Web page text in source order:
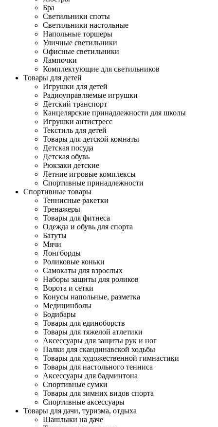
Бра
Светильники споты
Светильники настольные
Напольные торшеры
Уличные светильники
Офисные светильники
Лампочки
Комплектующие для светильников
Товары для детей
Игрушки для детей
Радиоуправляемые игрушки
Детский транспорт
Канцелярские принадлежности для школы
Игрушки антистресс
Текстиль для детей
Товары для детской комнаты
Детская посуда
Детская обувь
Рюкзаки детские
Летние игровые комплексы
Спортивные принадлежности
Спортивные товары
Теннисные ракетки
Тренажеры
Товары для фитнеса
Одежда и обувь для спорта
Батуты
Мячи
Лонгборды
Роликовые коньки
Самокаты для взрослых
Наборы защиты для роликов
Ворота и сетки
Конусы напольные, разметка
Медицинболы
Бодибары
Товары для единоборств
Товары для тяжелой атлетики
Аксессуары для защиты рук и ног
Палки для скандинавской ходьбы
Товары для художественной гимнастики
Товары для настольного тенниса
Аксессуары для бадминтона
Спортивные сумки
Товары для зимних видов спорта
Спортивные аксессуары
Товары для дачи, туризма, отдыха
Шашлыки на даче